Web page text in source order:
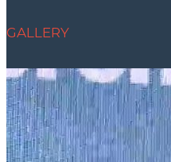
GALLERY